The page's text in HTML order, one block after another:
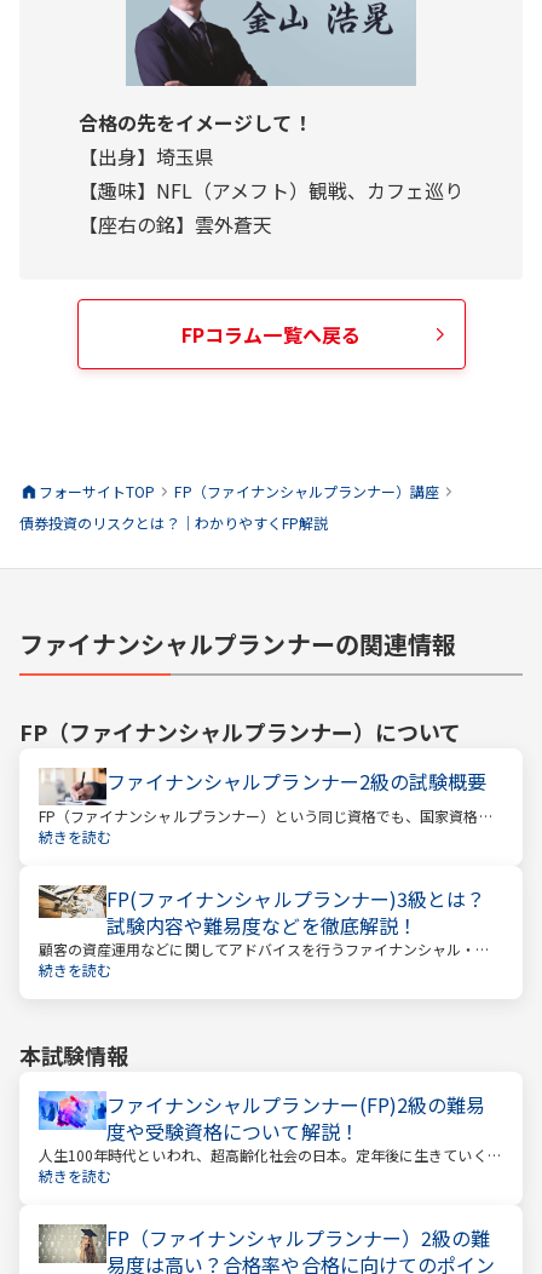
合格の先をイメージして！
【出身】埼玉県
【趣味】NFL（アメフト）観戦、カフェ巡り
【座右の銘】雲外蒼天
FPコラム一覧へ戻る
フォーサイトTOP FP（ファイナンシャルプランナー）講座
債券投資のリスクとは？｜わかりやすくFP解説
ファイナンシャルプランナーの関連情報
FP（ファイナンシャルプランナー） について
ファイナンシャルプランナー2級の試験概要
FP（ファイナンシャルプランナー）という同じ資格でも、国家資格と
民間資格の2種類にわかれています。
続きを読む
FP(ファイナンシャルプランナー)3級とは？
試験内容や難易度などを徹底解説！
顧客の資産運用などに関してアドバイスを行うファイナンシャル・プ
ランナー。このファイナンシャル・プランナーとして働くときに、大
続きを読む
本試験情報
ファイナンシャルプランナー(FP)2級の難易
度や受験資格について解説！
人生100年時代といわれ、超高齢化社会の日本。定年後に生きていく時
間も当然長くなっています。今どんな年齢の人でも、安心して暮らし
続きを読む
FP（ファイナンシャルプランナー）2級の難
易度は高い？合格率や合格に向けてのポイン